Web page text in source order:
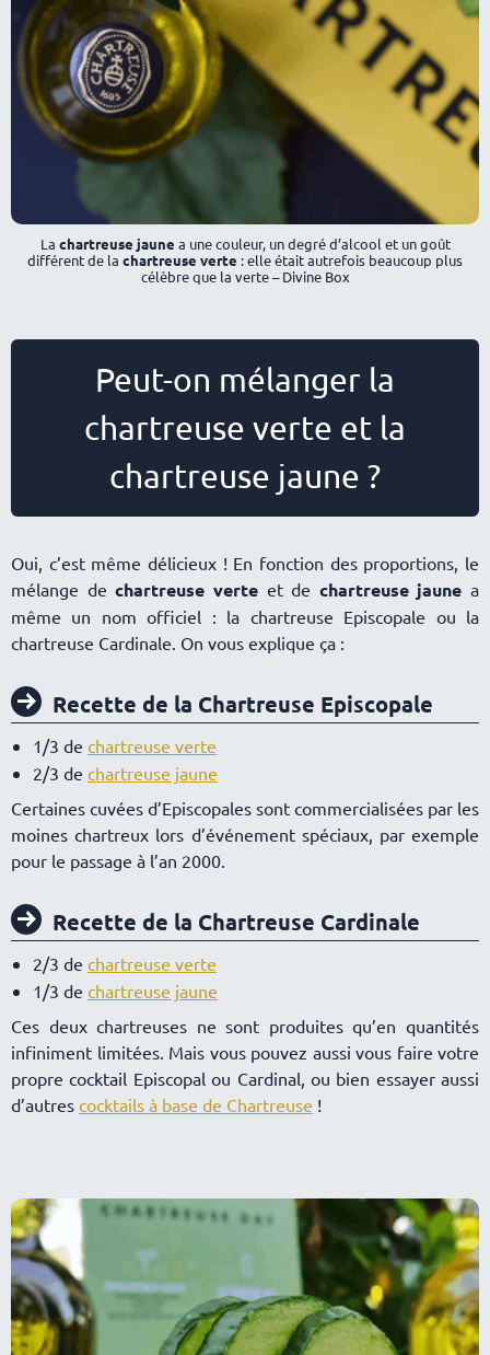
La chartreuse jaune a une couleur, un degré d’alcool et un goût
différent de la chartreuse verte : elle était autrefois beaucoup plus
célèbre que la verte – Divine Box
Peut-on mélanger la
chartreuse verte et la
chartreuse jaune ?
Oui, c’est même délicieux ! En fonction des proportions, le
mélange dechartreuse verteet de chartreuse jaune a
même un nom officiel : la chartreuse Episcopale ou la
chartreuse Cardinale. On vous explique ça :
Recette de la Chartreuse Episcopale
1/3 de chartreuse verte
2/3 de chartreuse jaune
Certaines cuvées d’Episcopales sont commercialisées par les
moines chartreux lors d’événement spéciaux, par exemple
pour le passage à l’an 2000.
Recette de la Chartreuse Cardinale
2/3 de chartreuse verte
1/3 de chartreuse jaune
Ces deux chartreuses ne sont produites qu’en quantités
infiniment limitées. Mais vous pouvez aussi vous faire votre
propre cocktail Episcopal ou Cardinal, ou bien essayer aussi
d’autres cocktails à base de Chartreuse !